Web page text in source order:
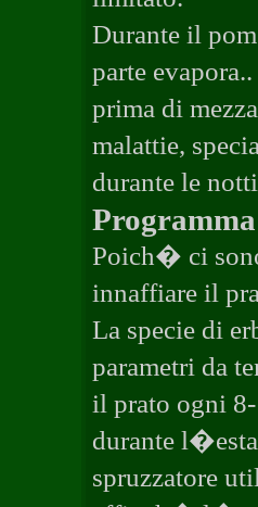
Durante il
parte
prima di
malattie,
durante le
Poich� ci
innaffiare il
La specie di
parametri da
il prato ogni
durante
spruzzatore